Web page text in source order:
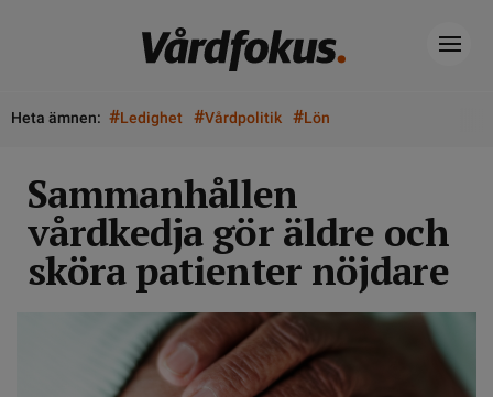
Heta ämnen: #Ledighet #Vårdpolitik #Lön
Sammanhållen
vårdkedja gör äldre och
sköra patienter nöjdare